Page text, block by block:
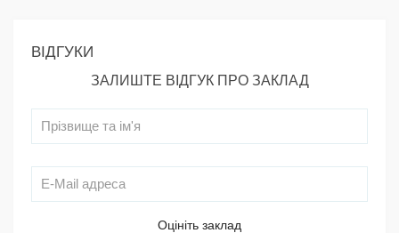
ВІДГУКИ
ЗАЛИШТЕ ВІДГУК ПРО ЗАКЛАД
Оцініть заклад